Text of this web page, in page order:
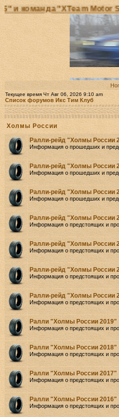
"XTeam Motor Sport"
Текущее время Чт Авг 06, 2026 9:10 am
Список форумов Икс Тим Клуб
Холмы России
Ралли-рейд "Холмы России
Информация о прошедших и
Ралли-рейд "Холмы России
Информация о прошедших и
Ралли-рейд "Холмы России
Информация о прошедших и
Ралли-рейд "Холмы России
Информация о предстоящих и
Ралли-рейд "Холмы России
Информация о предстоящих и
Ралли-рейд "Холмы России
Информация о предстоящих и
Ралли-рейд "Холмы России
Информация о предстоящих и
Ралли "Холмы России 2019"
Информация о предстоящих и
Ралли "Холмы России 2018"
Информация о предстоящих и
Ралли "Холмы России 2017"
Информация о предстоящих и
Ралли "Холмы России 2016"
Информация о предстоящих и